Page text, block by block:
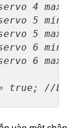
4
5
5
6
6
true; //